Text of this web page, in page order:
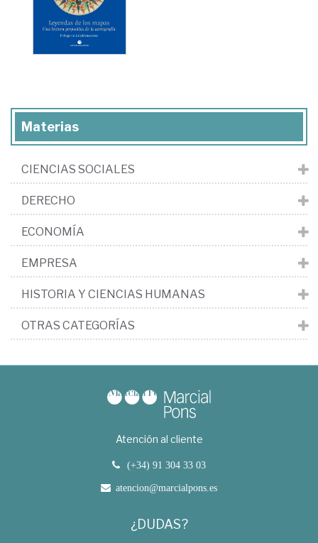
Materias
CIENCIAS SOCIALES
DERECHO
ECONOMÍA
EMPRESA
HISTORIA Y CIENCIAS HUMANAS
OTRAS CATEGORÍAS
Atención al cliente
(+34) 91 304 33 03
atencion@marcialpons.es
¿DUDAS?